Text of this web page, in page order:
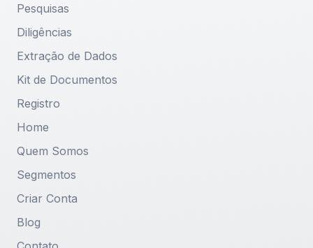
Home
Quem Somos
Segmentos
Criar Conta
Blog
Pesquisas
Diligências
Extração de Dados
Kit de Documentos
Registro